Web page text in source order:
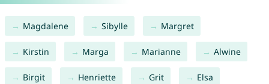
Magdalene Sibylle Margret
Kirstin Marga Marianne Alwine
Birgit Henriette Grit Elsa